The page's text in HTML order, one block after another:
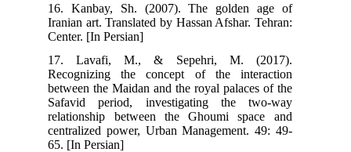
16. Kanbay, Sh. (2007). The golden age of
Iranian art. Translated by Hassan Afshar. Tehran:
Center. [In Persian]
17. Lavafi, M., & Sepehri, M. (2017).
Recognizing the concept of the interaction
between the Maidan and the royal palaces of the
Safavid period, investigating the two-way
relationship between the Ghoumi space and
centralized power, Urban Management. 49: 49-
65. [In Persian]